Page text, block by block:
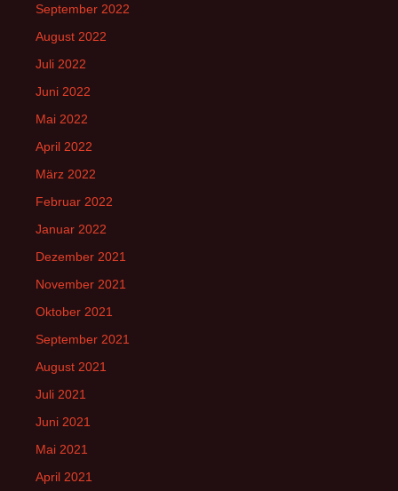
September 2022
August 2022
Juli 2022
Juni 2022
Mai 2022
April 2022
März 2022
Februar 2022
Januar 2022
Dezember 2021
November 2021
Oktober 2021
September 2021
August 2021
Juli 2021
Juni 2021
Mai 2021
April 2021